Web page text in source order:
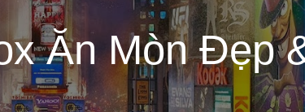
Ăn Mòn Đẹp